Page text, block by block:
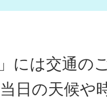
には交通の
日の天候や